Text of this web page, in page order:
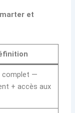
et
complet —
+ accès aux